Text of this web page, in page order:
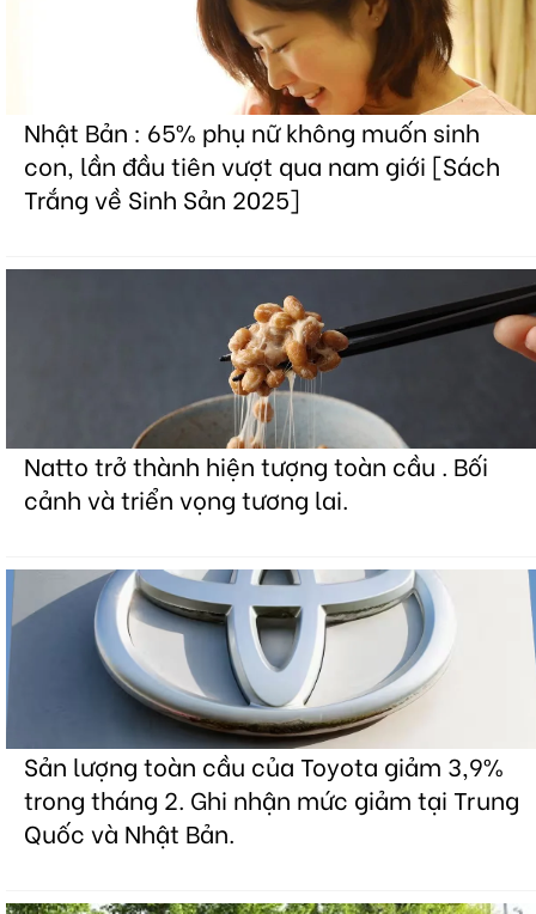
Nhật Bản : 65% phụ nữ không muốn sinh
con, lần đầu tiên vượt qua nam giới [Sách
Trắng về Sinh Sản 2025]
Natto trở thành hiện tượng toàn cầu . Bối
cảnh và triển vọng tương lai.
Sản lượng toàn cầu của Toyota giảm 3,9%
trong tháng 2. Ghi nhận mức giảm tại Trung
Quốc và Nhật Bản.